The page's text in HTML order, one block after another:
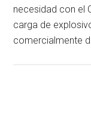
necesidad con el
carga de
comercialmente